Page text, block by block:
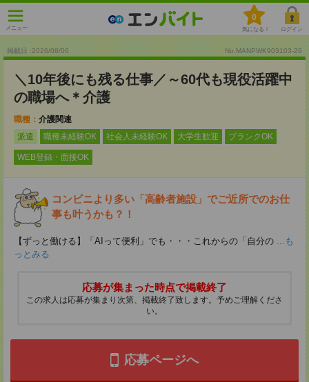
メニュー
0
気になる！ ログイン
掲載日 :2026/08/06 No.MANPWK903103-26
＼10年後にも残る仕事／～60代も現役活躍中
の職場へ＊介護
職種： 介護関連
派遣
職種未経験OK 社会人未経験OK 大学生歓迎 ブランクOK
WEB登録・面接OK
コンビニより多い「高齢者施設」でご近所でのお仕
事も叶うかも？！
【ずっと働ける】「AIって便利」でも・・・これからの「自分の ...も
っとみる
応募が集まった時点で掲載終了
この求人は応募が集まり次第、掲載終了致します。予めご理解くださ
い。
応募ページへ